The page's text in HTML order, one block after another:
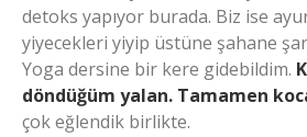
detoks yapıyor burada. Biz ise
yiyecekleri yiyip üstüne şahane
Yoga dersine bir kere gidebildim.
döndüğüm yalan. Tamamen
çok eğlendik birlikte.